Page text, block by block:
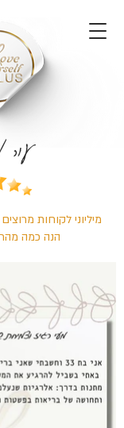
מיליוני לקוחות
הנה כמה